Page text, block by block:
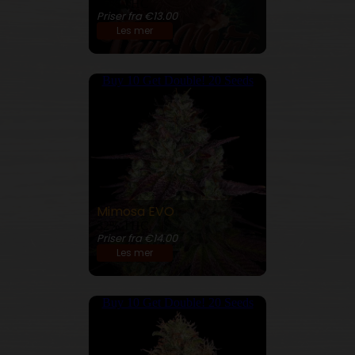
Priser fra €13.00
Les mer
Buy 10 Get Double! 20 Seeds
Mimosa EVO
Priser fra €14.00
Les mer
Buy 10 Get Double! 20 Seeds